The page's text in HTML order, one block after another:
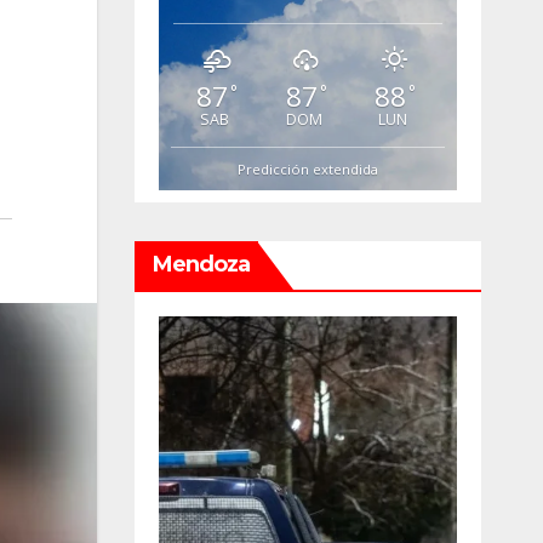
87 °
SAB
87 °
DOM
88 °
LUN
Predicción extendida
Mendoza